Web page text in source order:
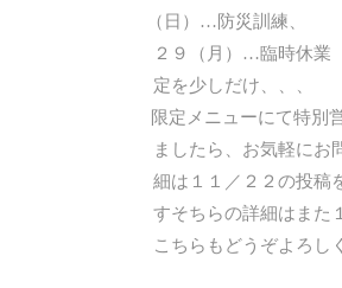
（日）…防災訓練
２９（月）…臨時休
定を少しだけ、、
限定メニューにて特
ましたら、お気軽に
細は１１／２２の投
すそちらの詳細はま
こちらもどうぞよろ